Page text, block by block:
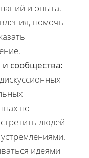
и опыта.
помочь
сообщества:
по
людей
идеями